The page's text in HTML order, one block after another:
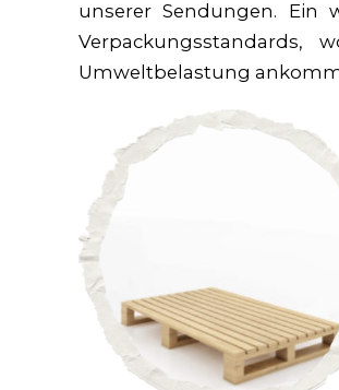
unserer Sendungen. Ein
Umweltbelastung